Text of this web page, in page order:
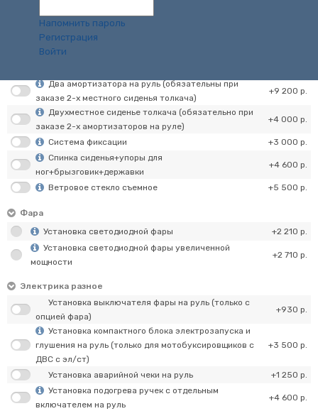
Напомнить пароль
Регистрация
Войти
Металлический конек на сани (без установки)
Усиление 1-но местного стандартного сиденья
Амортизатор на руль
Два амортизатора на руль (обязательны при
заказе 2-х местного сиденья толкача)
+9 200 р.
Двухместное сиденье толкача (обязательно при
заказе 2-х амортизаторов на руле)
+4 000 р.
Система фиксации
+3 000 р.
Спинка сиденья+упоры для
ног+брызговик+державки
+4 600 р.
Ветровое стекло съемное +5 500 р.
Фара
Установка светодиодной фары
+2 210 р.
Установка светодиодной фары увеличенной
мощности
+2 710 р.
Электрика разное
Установка выключателя фары на руль (только с
опцией фара)
+930 р.
Установка компактного блока электрозапуска и
глушения на руль (только для мотобуксировщиков с
ДВС с эл/ст)
+3 500 р.
Установка аварийной чеки на руль
+1 250 р.
Установка подогрева ручек с отдельным
включателем на руль
+4 600 р.